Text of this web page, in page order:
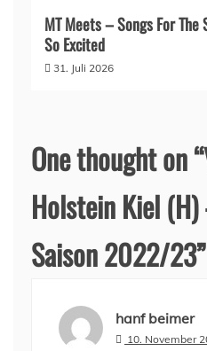
MT Meets – Songs For The
So Excited
31. Juli 2026
One thought on “
Holstein Kiel
Saison 2022/23”
hanf beimer
10. November